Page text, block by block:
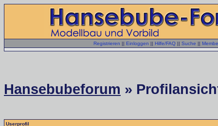
Registrieren || Einloggen || Hilfe/FAQ || Suche ||
Hansebubeforum »
Userprofil